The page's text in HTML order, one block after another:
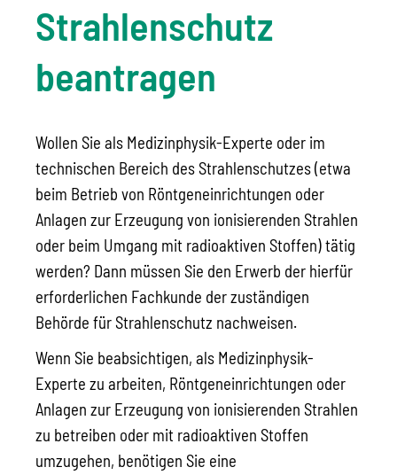
Strahlenschutz
beantragen
Wollen Sie als Medizinphysik-Experte oder im
technischen Bereich des Strahlenschutzes (etwa
beim Betrieb von Röntgeneinrichtungen oder
Anlagen zur Erzeugung von ionisierenden Strahlen
oder beim Umgang mit radioaktiven Stoffen) tätig
werden? Dann müssen Sie den Erwerb der hierfür
erforderlichen Fachkunde der zuständigen
Behörde für Strahlenschutz nachweisen.
Wenn Sie beabsichtigen, als Medizinphysik-
Experte zu arbeiten, Röntgeneinrichtungen oder
Anlagen zur Erzeugung von ionisierenden Strahlen
zu betreiben oder mit radioaktiven Stoffen
umzugehen, benötigen Sie eine